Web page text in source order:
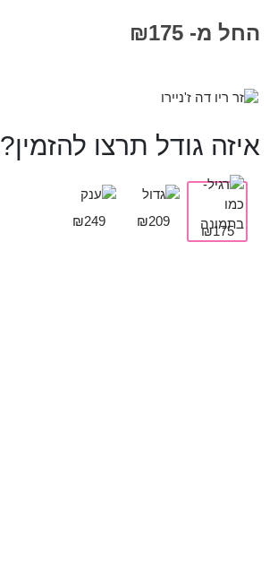
החל מ- ₪175
איזה גודל תרצו להזמין?
₪175
₪209
₪249